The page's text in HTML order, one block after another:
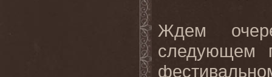
Ждем
следующем